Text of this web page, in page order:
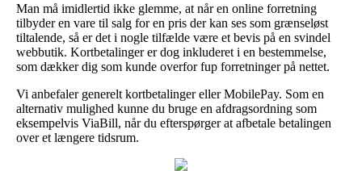
Man må imidlertid ikke glemme, at når en online forretning
tilbyder en vare til salg for en pris der kan ses som grænseløst
tiltalende, så er det i nogle tilfælde være et bevis på en svindel
webbutik. Kortbetalinger er dog inkluderet i en bestemmelse,
som dækker dig som kunde overfor fup forretninger på nettet.
Vi anbefaler generelt kortbetalinger eller MobilePay. Som en
alternativ mulighed kunne du bruge en afdragsordning som
eksempelvis ViaBill, når du efterspørger at afbetale betalingen
over et længere tidsrum.